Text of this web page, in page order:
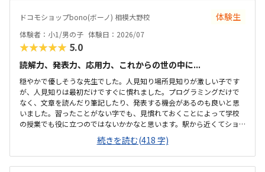
ドコモショップbono(ボーノ) 相模大野校 体験生
体験者：小1/男の子 体験日：2026/07
★★★★★ 5.0
読解力、発表力、応用力、これからの世の中に...
穏やかで優しそうな先生でした。人見知り場所見知りが激しい子です
が、人見知りは最初だけですぐに慣れました。プログラミングだけで
なく、文章を読んだり筆記したり、発表する機会があるのも良いと思
いました。習ったことがない字でも、見慣れておくことによって学校
の授業でも役に立つのではないかかなと思います。駅から近くてショ
ッピングモールの中にあるので便利です。車で来ても授業分の駐車券
は付けてくれるそうです。ドコモショップ内なので音が気になるかと
思いましたが、扉を閉めればそんなに気になりませんでした。一面ガ
ラスなので程よい解放感で授業の様子が見れます。プログラミング教
続きを読む(418 字)